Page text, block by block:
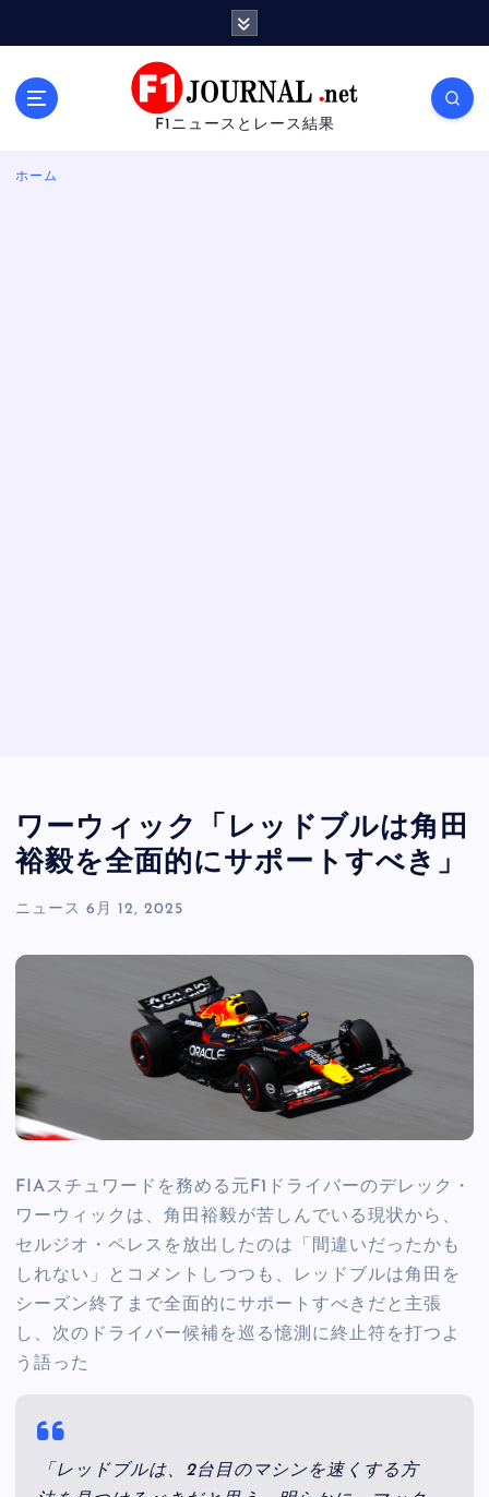
F1ニュースとレース結果
ホーム
ワーウィック「レッドブルは角田
裕毅を全面的にサポートすべき」
ニュース 6月 12, 2025
FIAスチュワードを務める元F1ドライバーのデレック・
ワーウィックは、角田裕毅が苦しんでいる現状から、
セルジオ・ペレスを放出したのは「間違いだったかも
しれない」とコメントしつつも、レッドブルは角田を
シーズン終了まで全面的にサポートすべきだと主張
し、次のドライバー候補を巡る憶測に終止符を打つよ
う語った
「レッドブルは、2台目のマシンを速くする方